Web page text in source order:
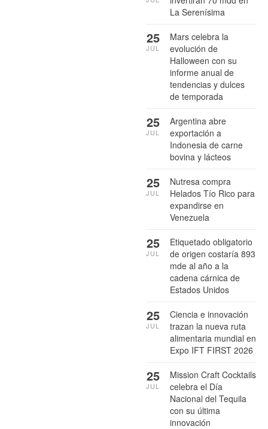
La Serenísima
Mars celebra la
evolución de
Halloween con su
informe anual de
tendencias y dulces
de temporada
25
JUL
Argentina abre
exportación a
Indonesia de carne
bovina y lácteos
25
JUL
Nutresa compra
Helados Tío Rico para
expandirse en
Venezuela
25
JUL
Etiquetado obligatorio
de origen costaría 893
mde al año a la
cadena cárnica de
Estados Unidos
25
JUL
Ciencia e innovación
trazan la nueva ruta
alimentaria mundial en
Expo IFT FIRST 2026
25
JUL
Mission Craft Cocktails
celebra el Día
Nacional del Tequila
con su última
innovación
25
JUL